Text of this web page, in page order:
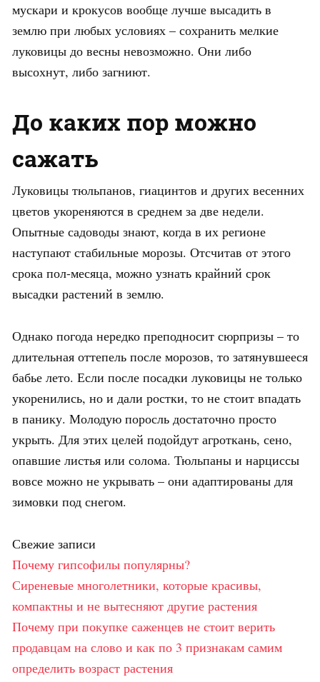
мускари и крокусов вообще лучше высадить в
землю при любых условиях – сохранить мелкие
луковицы до весны невозможно. Они либо
высохнут, либо загниют.
До каких пор можно
сажать
Луковицы тюльпанов, гиацинтов и других весенних
цветов укореняются в среднем за две недели.
Опытные садоводы знают, когда в их регионе
наступают стабильные морозы. Отсчитав от этого
срока пол-месяца, можно узнать крайний срок
высадки растений в землю.
Однако погода нередко преподносит сюрпризы – то
длительная оттепель после морозов, то затянувшееся
бабье лето. Если после посадки луковицы не только
укоренились, но и дали ростки, то не стоит впадать
в панику. Молодую поросль достаточно просто
укрыть. Для этих целей подойдут агроткань, сено,
опавшие листья или солома. Тюльпаны и нарциссы
вовсе можно не укрывать – они адаптированы для
зимовки под снегом.
Свежие записи
Почему гипсофилы популярны?
Сиреневые многолетники, которые красивы,
компактны и не вытесняют другие растения
Почему при покупке саженцев не стоит верить
продавцам на слово и как по 3 признакам самим
определить возраст растения